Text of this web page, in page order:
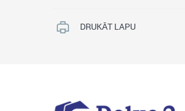
DRUKĀT LAPU